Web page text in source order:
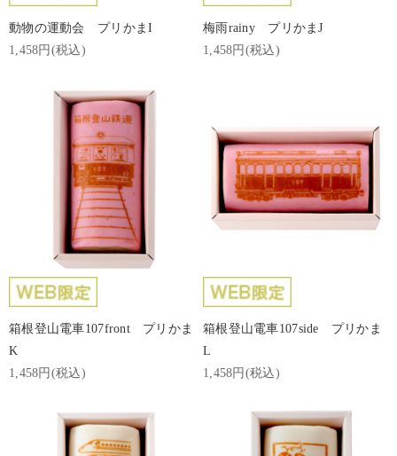
動物の運動会 プリかまI
1,458円(税込)
梅雨rainy プリかまJ
1,458円(税込)
箱根登山電車107front プリかま
K
1,458円(税込)
箱根登山電車107side プリかま
L
1,458円(税込)